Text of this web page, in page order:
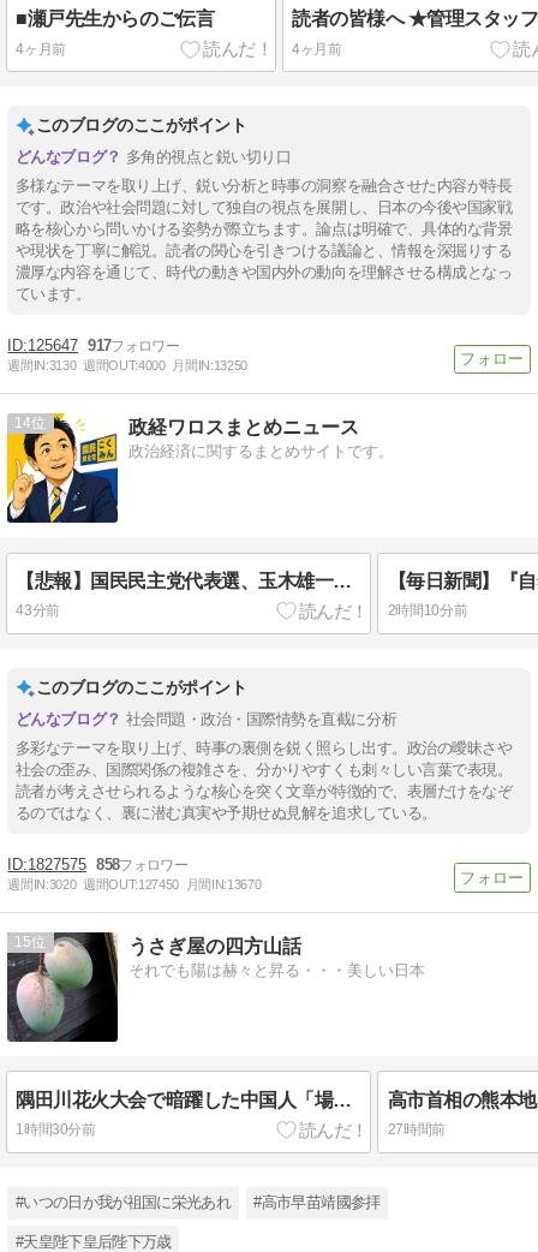
■瀬戸先生からのご伝言
4ヶ月前
読者の皆様へ ★管理スタッ
4ヶ月前
このブログのここがポイント
多角的視点と鋭い切り口
多様なテーマを取り上げ、鋭い分析と時事の洞察を融合させた内容が特長
です。政治や社会問題に対して独自の視点を展開し、日本の今後や国家戦
略を核心から問いかける姿勢が際立ちます。論点は明確で、具体的な背景
や現状を丁寧に解説。読者の関心を引きつける議論と、情報を深掘りする
濃厚な内容を通じて、時代の動きや国内外の動向を理解させる構成となっ
ています。
125647 917
週間IN:3130 週間OUT:4000 月間IN:13250
14 政経ワロスまとめニュース
政治経済に関するまとめサイトです。
【悲報】国民民主党代表選、玉木雄一郎氏と30歳若手の一騎打ちへ → 榛葉幹事長の不出馬にネットで疑問噴出 ｗｗｗｗｗｗｗｗｗｗｗｗｗｗｗ
43分前 2時間10分前
このブログのここがポイント
社会問題・政治・国際情勢を直截に分析
多彩なテーマを取り上げ、時事の裏側を鋭く照らし出す。政治の曖昧さや
社会の歪み、国際関係の複雑さを、分かりやすくも刺々しい言葉で表現。
読者が考えさせられるような核心を突く文章が特徴的で、表層だけをなぞ
るのではなく、裏に潜む真実や予期せぬ見解を追求している。
1827575 858
週間IN:3020 週間OUT:127450 月間IN:13670
15 うさぎ屋の四方山話
それでも陽は赫々と昇る・・・美しい日本
隅田川花火大会で暗躍した中国人「場所取り転売ヤー」
1時間30分前
高市首相の熊本
27時間前
#いつの日か我が祖国に栄光あれ #高市早苗靖國参拝
#天皇陛下皇后陛下万歳